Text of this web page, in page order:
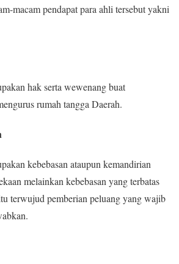
macam pendapat para ahli tersebut yakni
hak serta wewenang buat
rumah tangga Daerah.
kebebasan ataupun kemandirian
melainkan kebebasan yang terbatas
terwujud pemberian peluang yang wajib